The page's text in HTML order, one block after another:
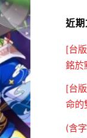
近
[台
銘於
[台
命的
(含